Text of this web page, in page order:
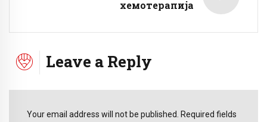
хемотерапија
Leave a Reply
Your email address will not be published. Required fields